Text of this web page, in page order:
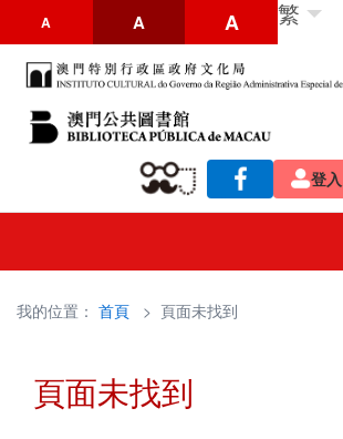
A A A 繁
登入
我的位置： 首頁 > 頁面未找到
頁面未找到